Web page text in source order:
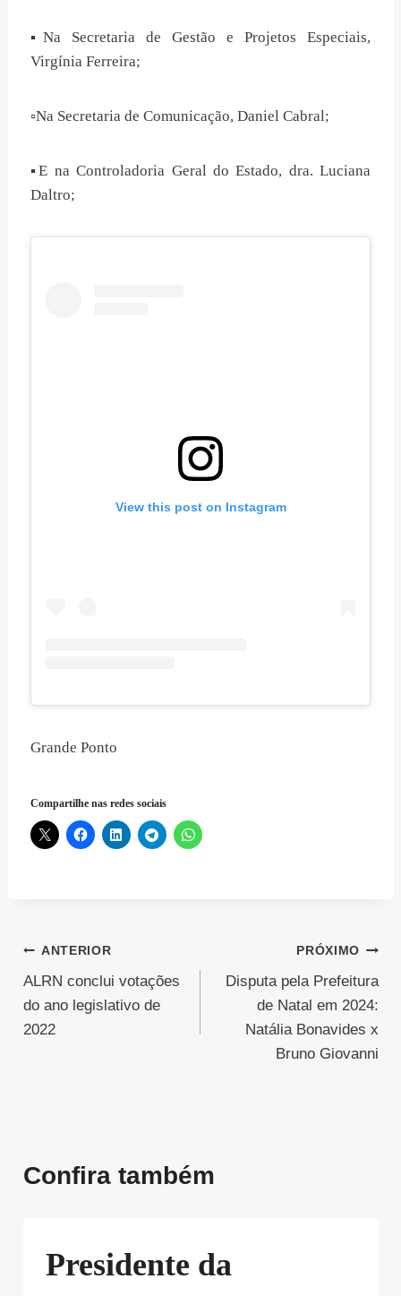
▪️Na Secretaria de Gestão e Projetos Especiais,
Virgínia Ferreira;
▫️Na Secretaria de Comunicação, Daniel Cabral;
▪️E na Controladoria Geral do Estado, dra. Luciana
Daltro;
View this post on Instagram
Grande Ponto
Compartilhe nas redes sociais
Navegação
de
Post
ANTERIOR
ALRN conclui votações
do ano legislativo de
2022
PRÓXIMO
Disputa pela Prefeitura
de Natal em 2024:
Natália Bonavides x
Bruno Giovanni
Confira também
Presidente da